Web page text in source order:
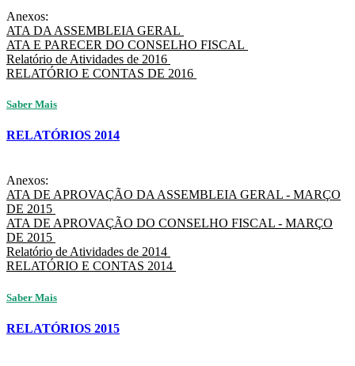
Anexos:
ATA DA ASSEMBLEIA GERAL
ATA E PARECER DO CONSELHO FISCAL
Relatório de Atividades de 2016
RELATÓRIO E CONTAS DE 2016
Saber Mais
RELATÓRIOS 2014
Anexos:
ATA DE APROVAÇÃO DA ASSEMBLEIA GERAL - MARÇO
DE 2015
ATA DE APROVAÇÃO DO CONSELHO FISCAL - MARÇO
DE 2015
Relatório de Atividades de 2014
RELATÓRIO E CONTAS 2014
Saber Mais
RELATÓRIOS 2015